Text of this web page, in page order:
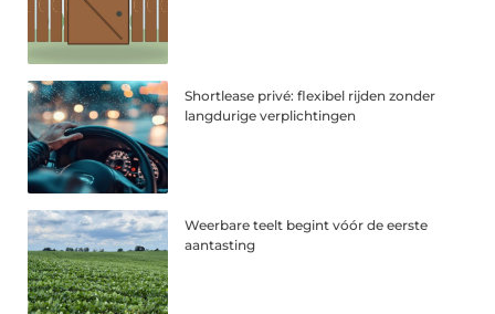
Shortlease privé: flexibel rijden zonder
langdurige verplichtingen
Weerbare teelt begint vóór de eerste
aantasting